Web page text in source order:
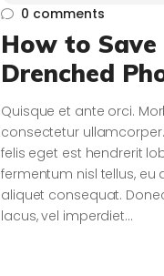
0 comments
How to Save
Drenched
Quisque et ante orci.
consectetur
felis eget est hendrerit
fermentum nisl tellus, eu
aliquet consequat.
lacus, vel imperdiet…